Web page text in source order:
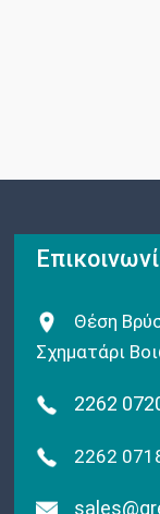
Θέση
Σχηματάρι
2262
2262